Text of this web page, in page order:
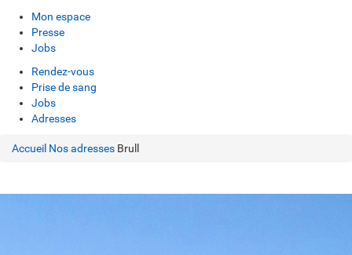
Mon espace
Presse
Jobs
Rendez-vous
Prise de sang
Jobs
Adresses
Accueil Nos adresses Brull